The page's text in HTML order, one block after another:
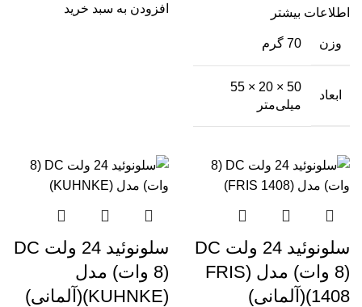
اطلاعات بیشتر
وزن 70 گرم
ابعاد
50 × 20 × 55
میلی‌متر
افزودن به سبد خرید
سلونوئید 24 ولت DC
(8 وات) مدل (FRIS
1408)(آلمانی)
سلونوئید 24 ولت DC
(8 وات) مدل
(KUHNKE)(آلمانی)